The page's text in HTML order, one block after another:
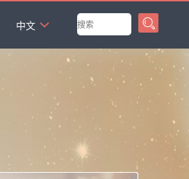
中文